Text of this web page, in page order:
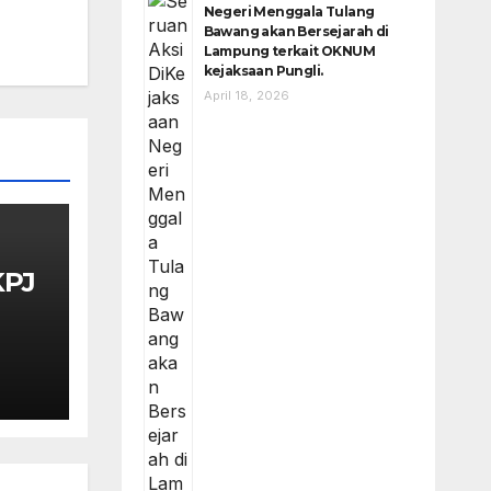
Negeri Menggala Tulang
Bawang akan Bersejarah di
Lampung terkait OKNUM
kejaksaan Pungli.
April 18, 2026